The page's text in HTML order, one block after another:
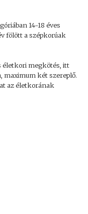
14-18 éves
fölött a szépkorúak
életkori megkötés, itt
maximum két szereplő.
az életkorának